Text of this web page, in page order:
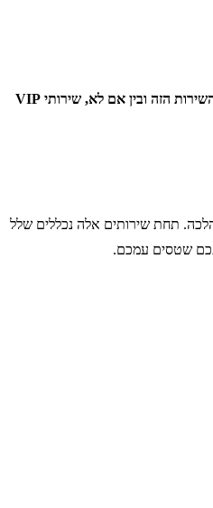
מחפשים דרך להקל על חוויית הטיסה שלכם ושל הקרובים לכם? או שאתם רוצים לשדרג את החופשה שלכם עם שירותים אקסטרה שיגרמו לכם להרגיש כמו מלכים? בין אם שמעתם על השירות הזה ובין אם לא, שירותי VIP
תחת שירותים אלה נכללים שלל
שטסים עמכם.